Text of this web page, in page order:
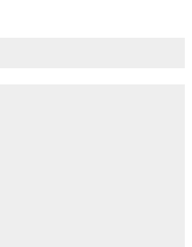
Unterhaltung weltweit